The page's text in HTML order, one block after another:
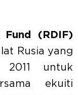
Fund (RDIF)
Rusia yang
2011 untuk
ekuiti